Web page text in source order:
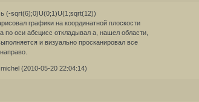
(-sqrt(6);0)U(0;1)U(1;sqrt(12))
графики на координатной плоскости
по оси абсцисс откладывал а, нашел области,
и визуально просканировал все
(2010-05-20 22:04:14)